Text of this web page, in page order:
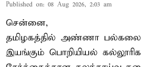
Published on: 08 Aug 2026, 2:03 am
சென்னை,
தமிழகத்தில் அண்ணா
இயங்கும் பொறியியல்